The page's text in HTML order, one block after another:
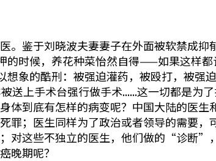
鉴于刘晓波夫妻妻子在外面被软禁成抑
的时候，养花种菜怡然自得——如果这样
象的酷刑：被强迫灌药，被殴打，被强
送上手术台强行做手术......这一切都是为
体到底有怎样的病变呢？中国大陆的医生
罪；医生同样为了政治或者领导的需要，
对这些不独立的医生，他们做的“诊断”
晚期呢？